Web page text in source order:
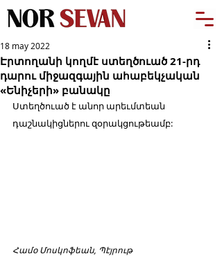
Էրտողանի կողմէ ստեղծուած 21-րդ
դարու միջազգային ահաբեկչական
«Ենիչերի» բանակը
18 may 2022
Ստեղծուած է անոր արեւմտեան
դաշնակիցներու զօրակցութեամբ:
Համօ Մոսկոֆեան, Պէյրութ